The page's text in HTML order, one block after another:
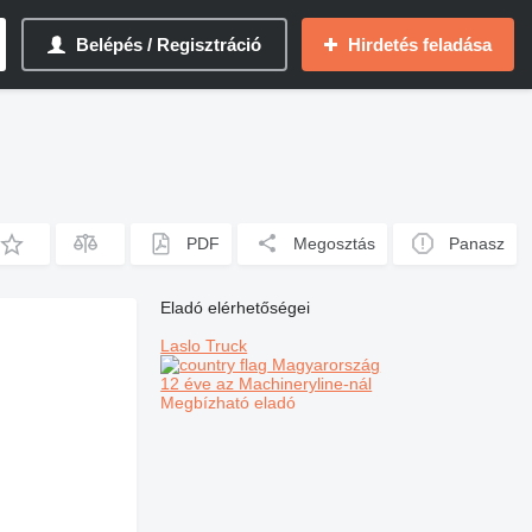
Belépés / Regisztráció Hirdetés feladása
PDF Megosztás Panasz
Eladó elérhetőségei
Laslo Truck
Magyarország
12 éve az Machineryline-nál
Megbízható eladó